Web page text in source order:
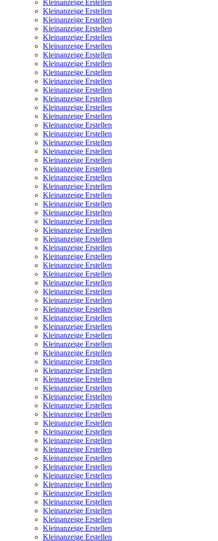
Kleinanzeige Erstellen
Kleinanzeige Erstellen
Kleinanzeige Erstellen
Kleinanzeige Erstellen
Kleinanzeige Erstellen
Kleinanzeige Erstellen
Kleinanzeige Erstellen
Kleinanzeige Erstellen
Kleinanzeige Erstellen
Kleinanzeige Erstellen
Kleinanzeige Erstellen
Kleinanzeige Erstellen
Kleinanzeige Erstellen
Kleinanzeige Erstellen
Kleinanzeige Erstellen
Kleinanzeige Erstellen
Kleinanzeige Erstellen
Kleinanzeige Erstellen
Kleinanzeige Erstellen
Kleinanzeige Erstellen
Kleinanzeige Erstellen
Kleinanzeige Erstellen
Kleinanzeige Erstellen
Kleinanzeige Erstellen
Kleinanzeige Erstellen
Kleinanzeige Erstellen
Kleinanzeige Erstellen
Kleinanzeige Erstellen
Kleinanzeige Erstellen
Kleinanzeige Erstellen
Kleinanzeige Erstellen
Kleinanzeige Erstellen
Kleinanzeige Erstellen
Kleinanzeige Erstellen
Kleinanzeige Erstellen
Kleinanzeige Erstellen
Kleinanzeige Erstellen
Kleinanzeige Erstellen
Kleinanzeige Erstellen
Kleinanzeige Erstellen
Kleinanzeige Erstellen
Kleinanzeige Erstellen
Kleinanzeige Erstellen
Kleinanzeige Erstellen
Kleinanzeige Erstellen
Kleinanzeige Erstellen
Kleinanzeige Erstellen
Kleinanzeige Erstellen
Kleinanzeige Erstellen
Kleinanzeige Erstellen
Kleinanzeige Erstellen
Kleinanzeige Erstellen
Kleinanzeige Erstellen
Kleinanzeige Erstellen
Kleinanzeige Erstellen
Kleinanzeige Erstellen
Kleinanzeige Erstellen
Kleinanzeige Erstellen
Kleinanzeige Erstellen
Kleinanzeige Erstellen
Kleinanzeige Erstellen
Kleinanzeige Erstellen